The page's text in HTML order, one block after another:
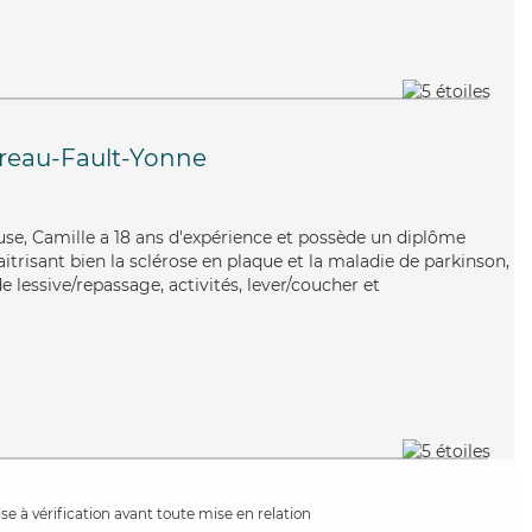
Fault-Yonne
Camille a 18 ans d'expérience et possède un diplôme
bien la sclérose en plaque et la maladie de parkinson,
lessive/repassage, activités, lever/coucher et
à vérification avant toute mise en relation